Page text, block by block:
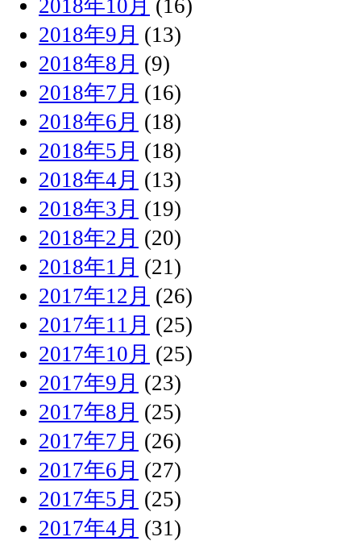
2018年10月 (16)
2018年9月 (13)
2018年8月 (9)
2018年7月 (16)
2018年6月 (18)
2018年5月 (18)
2018年4月 (13)
2018年3月 (19)
2018年2月 (20)
2018年1月 (21)
2017年12月 (26)
2017年11月 (25)
2017年10月 (25)
2017年9月 (23)
2017年8月 (25)
2017年7月 (26)
2017年6月 (27)
2017年5月 (25)
2017年4月 (31)